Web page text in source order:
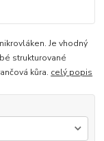
Je vhodný
strukturované
kůra. celý popis